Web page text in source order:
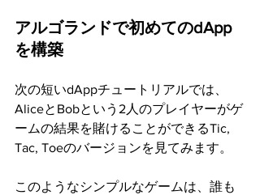
アルゴランドで初めてのdApp
を構築
次の短いdAppチュートリアルでは、
AliceとBobという2人のプレイヤーがゲ
ームの結果を賭けることができるTic,
Tac, Toeのバージョンを見てみます。
このようなシンプルなゲームは、誰も